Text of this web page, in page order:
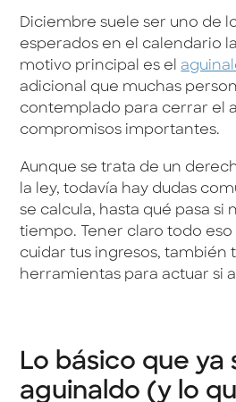
Diciembre suele ser uno de
esperados en el calendario
motivo principal es el
adicional que muchas
contemplado para cerrar el
compromisos importantes.
Aunque se trata de un
la ley, todavía hay dudas
se calcula, hasta qué pasa si
tiempo. Tener claro todo eso
cuidar tus ingresos, también
herramientas para actuar si
Lo básico que ya
aguinaldo (y lo